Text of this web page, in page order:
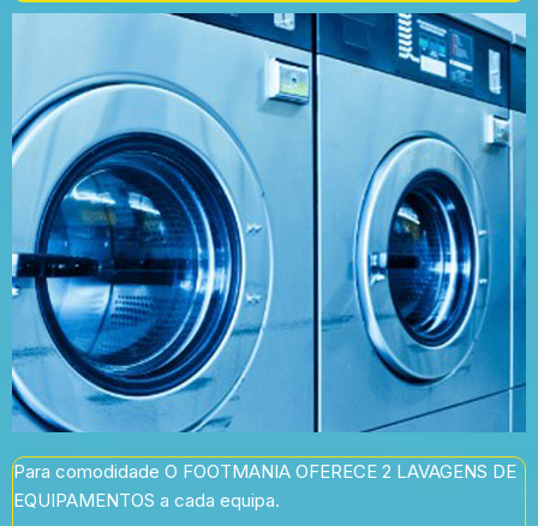
Para comodidade O FOOTMANIA OFERECE 2 LAVAGENS DE
EQUIPAMENTOS a cada equipa.